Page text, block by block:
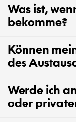
Was ist,
bekomme?
Können
des
Werde ich
oder